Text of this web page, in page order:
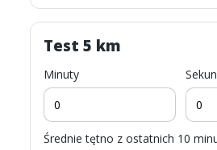
Test 5 km
Minuty
Średnie tętno z ostatnich 10